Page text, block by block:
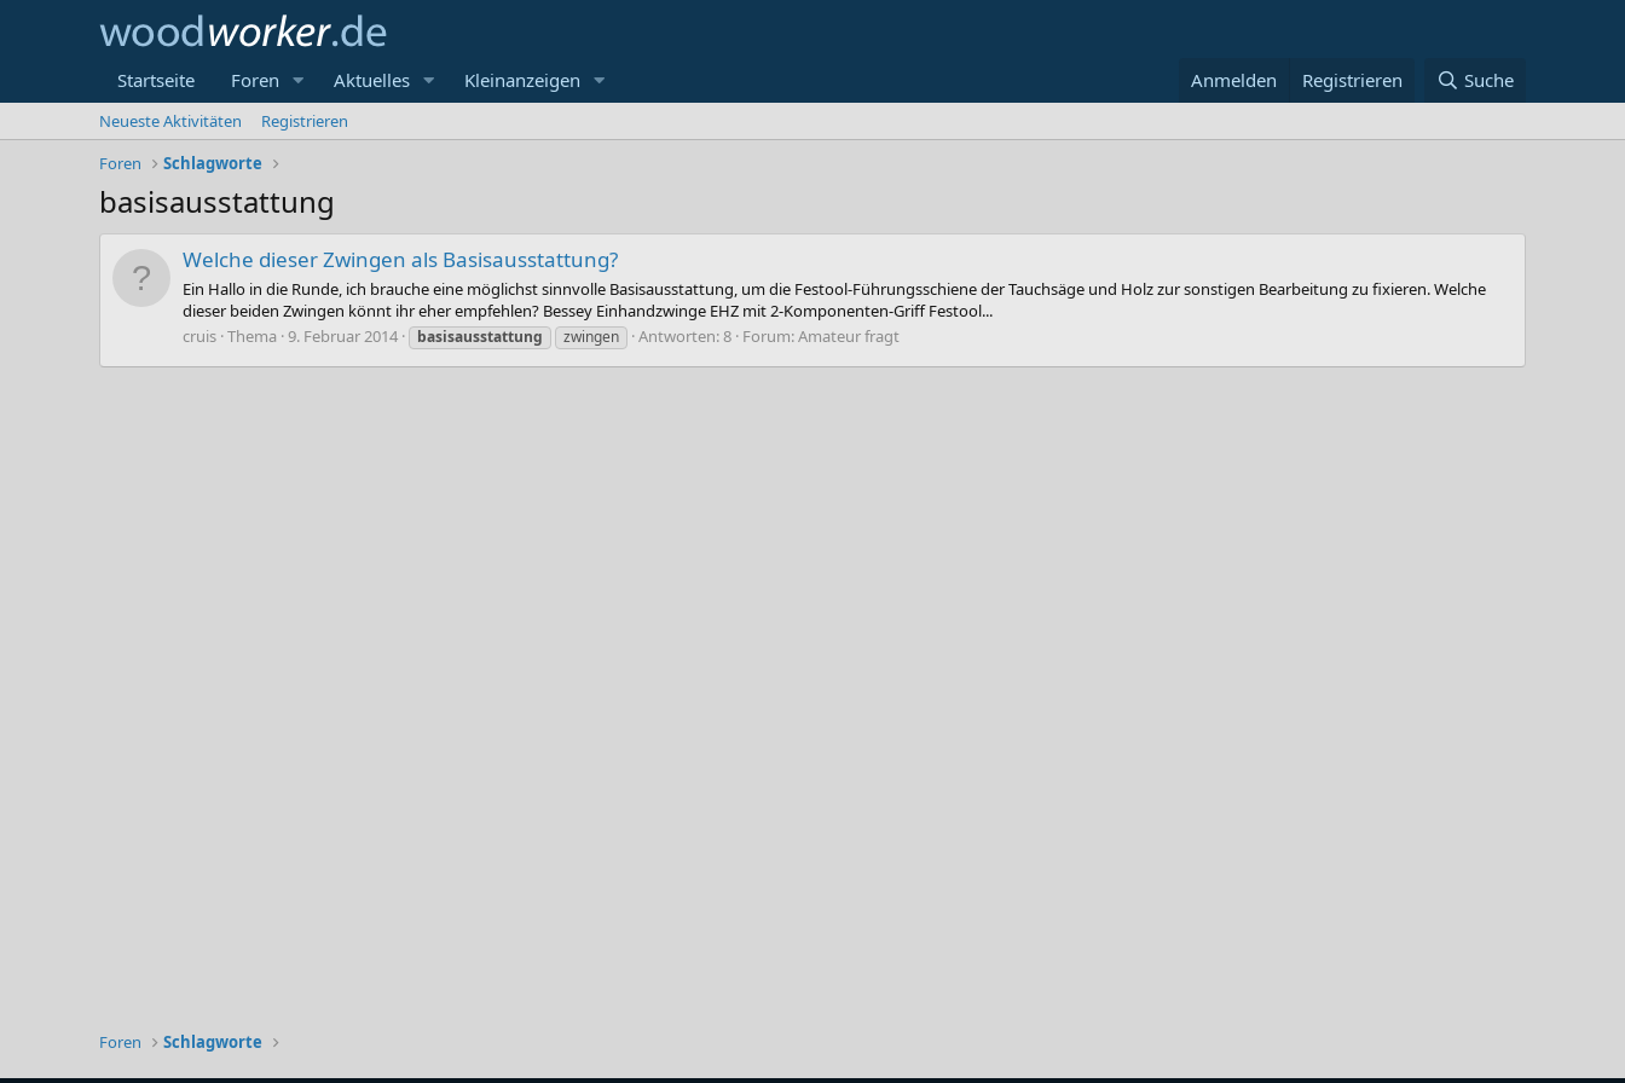
Startseite Foren Aktuelles Kleinanzeigen Anmelden Registrieren Suche
Neueste Aktivitäten
Registrieren
Foren
Schlagworte
basisausstattung
Welche dieser Zwingen als Basisausstattung?
Ein Hallo in die Runde, ich brauche eine möglichst sinnvolle Basisausstattung, um die Festool-Führungsschiene der Tauchsäge und Holz zur sonstigen Bearbeitung zu fixieren. Welche
dieser beiden Zwingen könnt ihr eher empfehlen? Bessey Einhandzwinge EHZ mit 2-Komponenten-Griff Festool...
cruis Thema 9. Februar 2014 basisausstattung zwingen Antworten: 8 Forum:Amateur fragt
Foren Schlagworte